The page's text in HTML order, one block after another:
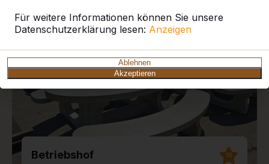
Für weitere Informationen können Sie unsere
Datenschutzerklärung lesen: Anzeigen
Ablehnen
Akzeptieren
Betriebshof 10